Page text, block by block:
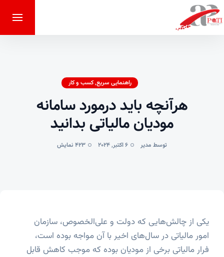
راهنمایی سریع,کسب و کار
هرآنچه باید درمورد سامانه
مودیان مالیاتی بدانید
توسط مدیر 6 اکتبر, 2024 423 نمایش
یکی از چالش‌هایی که دولت و علی‌الخصوص، سازمان
امور مالیاتی در سال‌های اخیر با آن مواجه بوده است،
فرار مالیاتی برخی از مودیان بوده که موجب کاهش قابل